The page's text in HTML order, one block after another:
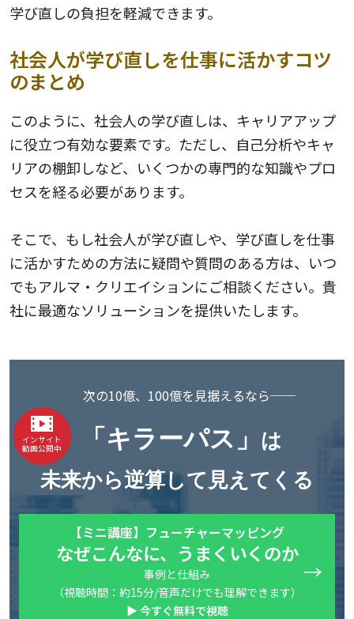
学び直しの負担を軽減できます。
社会人が学び直しを仕事に活かすコツ
のまとめ
このように、社会人の学び直しは、キャリアアップ
に役立つ有効な要素です。ただし、自己分析やキャ
リアの棚卸しなど、いくつかの専門的な知識やプロ
セスを経る必要があります。
そこで、もし社会人が学び直しや、学び直しを仕事
に活かすための方法に疑問や質問のある方は、いつ
でもアルマ・クリエイションにご相談ください。貴
社に最適なソリューションを提供いたします。
インサイト
動画公開中
次の10億、100億を見据えるなら──
「キラーパス」 は
未来から逆算して見えてくる
【ミニ講座】フューチャーマッピング
なぜこんなに、うまくいくのか
事例と仕組み
（視聴時間：約15分/音声だけでも理解できます）
▶ 今すぐ無料で視聴